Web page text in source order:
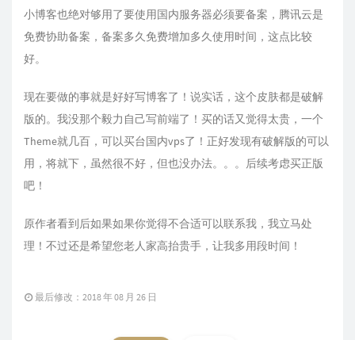
小博客也绝对够用了要使用国内服务器必须要备案，腾讯云是
免费协助备案，备案多久免费增加多久使用时间，这点比较
好。
现在要做的事就是好好写博客了！说实话，这个皮肤都是破解
版的。我没那个毅力自己写前端了！买的话又觉得太贵，一个
Theme就几百，可以买台国内vps了！正好发现有破解版的可以
用，将就下，虽然很不好，但也没办法。。。后续考虑买正版
吧！
原作者看到后如果如果你觉得不合适可以联系我，我立马处
理！不过还是希望您老人家高抬贵手，让我多用段时间！
最后修改：2018 年 08 月 26 日